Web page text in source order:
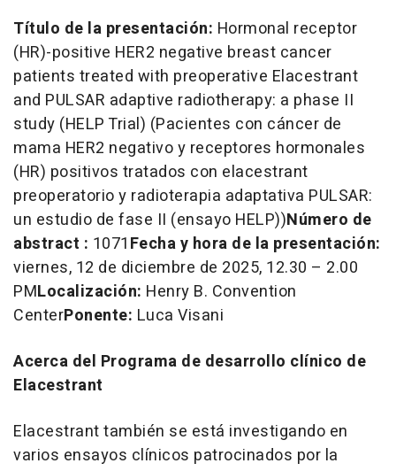
Título de la presentación: Hormonal receptor
(HR)-positive HER2 negative breast cancer
patients treated with preoperative Elacestrant
and PULSAR adaptive radiotherapy: a phase II
study (HELP Trial) (Pacientes con cáncer de
mama HER2 negativo y receptores hormonales
(HR) positivos tratados con elacestrant
preoperatorio y radioterapia adaptativa PULSAR:
un estudio de fase II (ensayo HELP))Número de
abstract : 1071Fecha y hora de la presentación:
viernes, 12 de diciembre de 2025, 12.30 – 2.00
PMLocalización: Henry B. Convention
CenterPonente: Luca Visani
Acerca del Programa de desarrollo clínico de
Elacestrant
Elacestrant también se está investigando en
varios ensayos clínicos patrocinados por la